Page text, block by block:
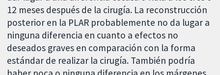
12 meses después de la cirugía. La reconstrucción
posterior en la PLAR probablemente no da lugar a
ninguna diferencia en cuanto a efectos no
deseados graves en comparación con la forma
estándar de realizar la cirugía. También podría